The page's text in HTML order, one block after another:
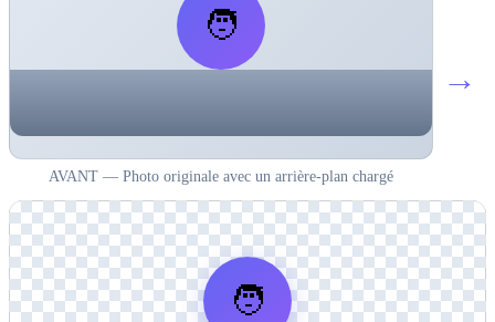
🧑
AVANT — Photo originale avec un arrière-plan chargé
→
🧑